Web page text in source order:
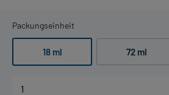
Packungseinheit
18 ml 72 ml